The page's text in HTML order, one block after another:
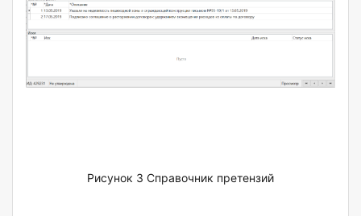
Рисунок 3 Справочник претензий